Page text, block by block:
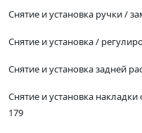
Снятие и установка ручки /
Снятие и установка /
Снятие и установка задней
Снятие и установка
179